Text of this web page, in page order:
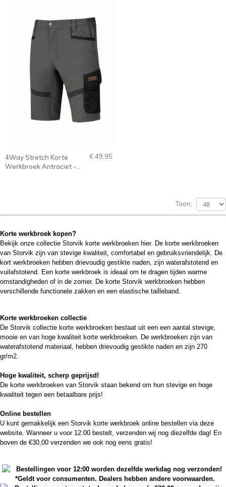
4Way Stretch Korte
Werkbroek Antraciet -
€ 49,95
Toon:
Korte werkbroek kopen?
Bekijk onze collectie Storvik korte werkbroeken hier. De korte werkbroeken
van Storvik zijn van stevige kwaliteit, comfortabel en gebruiksvriendelijk. De
kort werkbroeken hebben drievoudig gestikte naden, zijn waterafstotend en
vuilafstotend. Een korte werkbroek is ideaal om te dragen tijden warme
omstandigheden of in de zomer. De korte Storvik werkbroeken hebben
verschillende functionele zakken en een elastische tailleband.
Korte werkbroeken collectie
De Storvik collectie korte werkbroeken bestaat uit een een aantal stevige,
mooie en van hoge kwaliteit korte werkbroeken. De werkbroeken zijn van
waterafstotend materiaal, hebben drievoudig gestikte naden en zijn 270
gr/m2.
Hoge kwaliteit, scherp geprijsd!
De korte werkbroeken van Storvik staan bekend om hun stevige en hoge
kwaliteit tegen een betaalbare prijs!
Online bestellen
U kunt gemakkelijk een Storvik korte werkbroek online bestellen via deze
website. Wanneer u voor 12:00 bestelt, verzenden wij nog diezelfde dag! En
boven de €30,00 verzenden we ook nog eens gratis!